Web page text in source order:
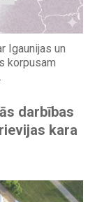
Igaunijas un
korpusam
darbības
kara